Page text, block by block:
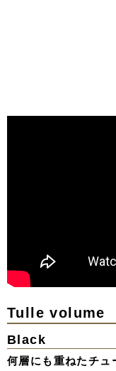
Tulle volume
Black
何層にも重ねたチュ